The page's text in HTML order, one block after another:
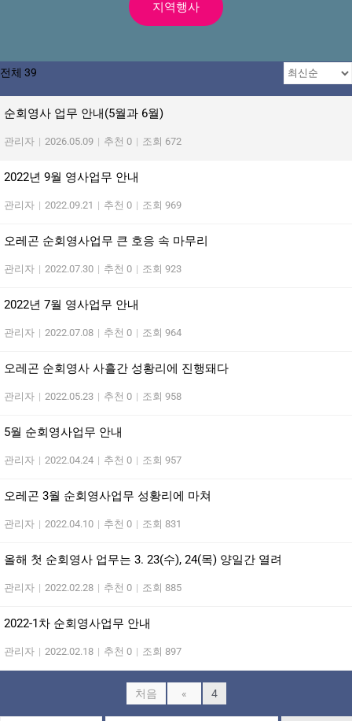
지역행사
전체 39
순회영사 업무 안내(5월과 6월)
관리자 | 2026.05.09 | 추천 0 | 조회 672
2022년 9월 영사업무 안내
관리자 | 2022.09.21 | 추천 0 | 조회 969
오레곤 순회영사업무 큰 호응 속 마무리
관리자 | 2022.07.30 | 추천 0 | 조회 923
2022년 7월 영사업무 안내
관리자 | 2022.07.08 | 추천 0 | 조회 964
오레곤 순회영사 사흘간 성황리에 진행돼다
관리자 | 2022.05.23 | 추천 0 | 조회 958
5월 순회영사업무 안내
관리자 | 2022.04.24 | 추천 0 | 조회 957
오레곤 3월 순회영사업무 성황리에 마쳐
관리자 | 2022.04.10 | 추천 0 | 조회 831
올해 첫 순회영사 업무는 3. 23(수), 24(목) 양일간 열려
관리자 | 2022.02.28 | 추천 0 | 조회 885
2022-1차 순회영사업무 안내
관리자 | 2022.02.18 | 추천 0 | 조회 897
처음 « 4